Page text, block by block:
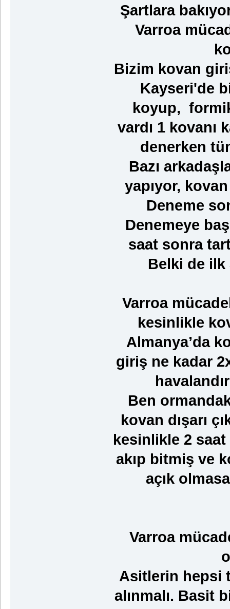
Şartlara
Varroa
Bizim kovan
Kayseri'de
koyup,
vardı 1 kovanı
denerken
Bazı
yapıyor,
Deneme
Denemeye
saat sonra
Belki de
Varroa
kesinlikle
Almanya’da
giriş ne kadar
Ben
kovan dışarı
kesinlikle 2
akıp bitmiş ve
açık
Varroa
Asitlerin hepsi
alınmalı. Basit